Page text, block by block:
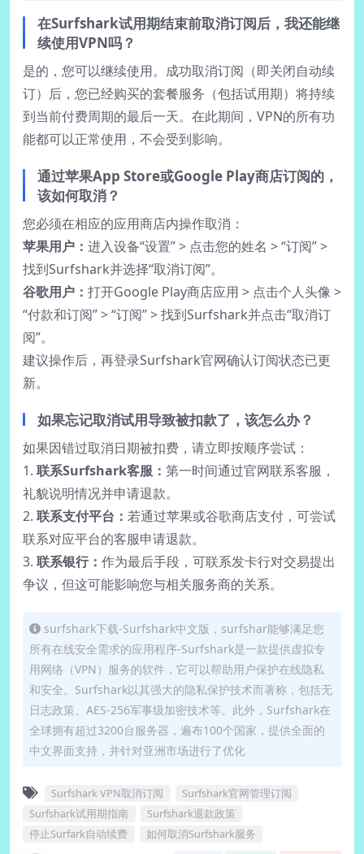
在Surfshark试用期结束前取消订阅后，我还能继
续使用VPN吗？
是的，您可以继续使用。成功取消订阅（即关闭自动续
订）后，您已经购买的套餐服务（包括试用期）将持续
到当前付费周期的最后一天。在此期间，VPN的所有功
能都可以正常使用，不会受到影响。
通过苹果App Store或Google Play商店订阅的，
该如何取消？
您必须在相应的应用商店内操作取消：
苹果用户： 进入设备“设置” > 点击您的姓名 > “订阅” >
找到Surfshark并选择“取消订阅”。
谷歌用户： 打开Google Play商店应用 > 点击个人头像 >
“付款和订阅” > “订阅” > 找到Surfshark并点击“取消订
阅”。
建议操作后，再登录Surfshark官网确认订阅状态已更
新。
如果忘记取消试用导致被扣款了，该怎么办？
如果因错过取消日期被扣费，请立即按顺序尝试：
1. 联系Surfshark客服： 第一时间通过官网联系客服，
礼貌说明情况并申请退款。
2. 联系支付平台： 若通过苹果或谷歌商店支付，可尝试
联系对应平台的客服申请退款。
3. 联系银行： 作为最后手段，可联系发卡行对交易提出
争议，但这可能影响您与相关服务商的关系。
surfshark下载-Surfshark中文版，surfshar能够满足您
所有在线安全需求的应用程序-Surfshark是一款提供虚拟专
用网络（VPN）服务的软件，它可以帮助用户保护在线隐私
和安全。Surfshark以其强大的隐私保护技术而著称，包括无
日志政策、AES-256军事级加密技术等。此外，Surfshark在
全球拥有超过3200台服务器，遍布100个国家，提供全面的
中文界面支持，并针对亚洲市场进行了优化
Surfshark VPN取消订阅
Surfshark官网管理订阅
Surfshark试用期指南
Surfshark退款政策
停止Surfark自动续费
如何取消Surfshark服务